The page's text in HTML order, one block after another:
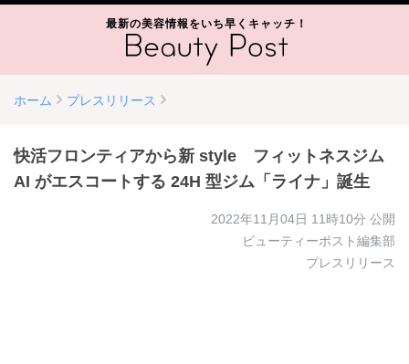
最新の美容情報をいち早くキャッチ！
ホーム プレスリリース
快活フロンティアから新 style フィットネスジム
AI がエスコートする 24H 型ジム「ライナ」誕生
2022年11月04日 11時10分 公開
ビューティーポスト編集部
プレスリリース